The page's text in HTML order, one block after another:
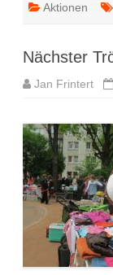
Aktionen
Nächster
Jan Frintert